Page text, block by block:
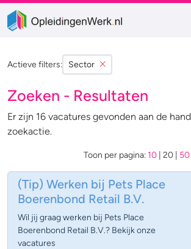
Actieve filters: Sector
Zoeken - Resultaten
Er zijn 16 vacatures gevonden aan de
zoekactie.
Toon per pagina: 10 20 50
(Tip) Werken bij Pets Place
Boerenbond Retail B.V.
Wil jij graag werken bij Pets Place
Boerenbond Retail B.V.? Bekijk onze
vacatures